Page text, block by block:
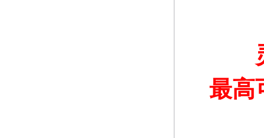
灵
最高